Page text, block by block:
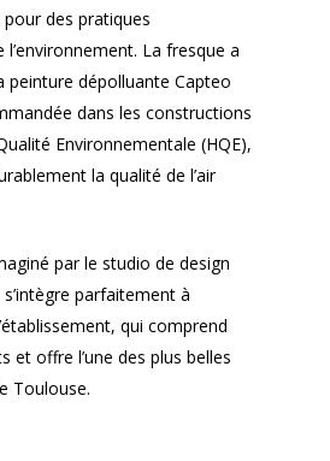
des pratiques
l’environnement. La fresque a
peinture dépolluante Capteo
dans les constructions
Environnementale (HQE),
la qualité de l’air
par le studio de design
parfaitement à
qui comprend
et offre l’une des plus belles
Toulouse.